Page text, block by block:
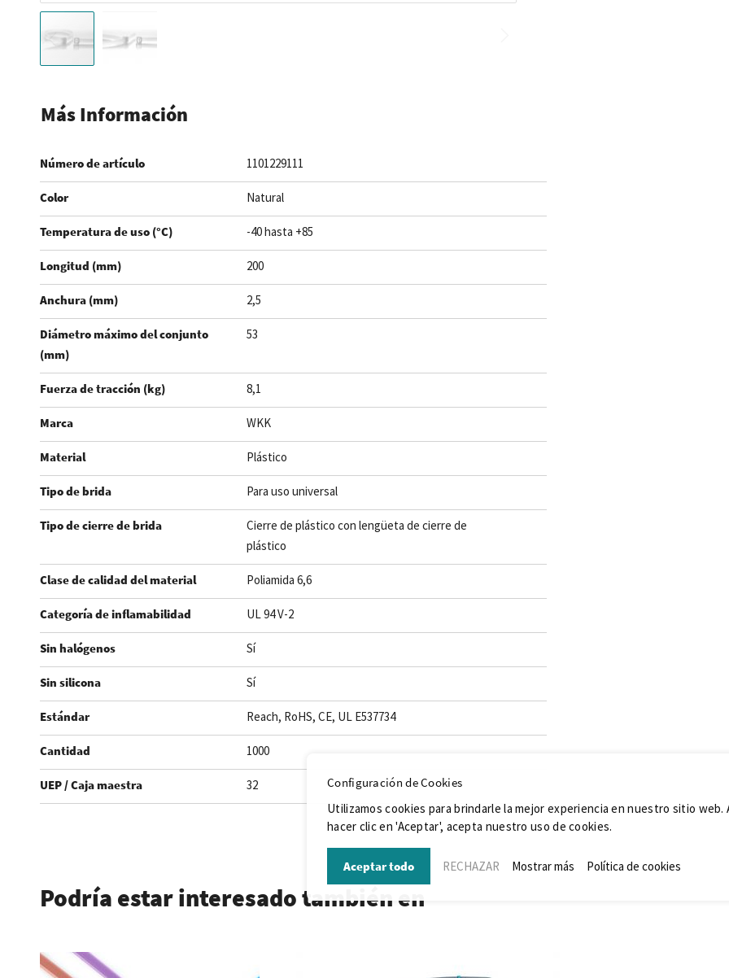
comienzo
la
galería
de
imágenes
Más Información
Número de artículo 1101229111
Color Natural
Temperatura de uso (°C) -40 hasta +85
Longitud (mm) 200
Anchura (mm) 2,5
Diámetro máximo del conjunto
(mm)
53
Fuerza de tracción (kg) 8,1
Marca WKK
Material Plástico
Tipo de brida Para uso universal
Tipo de cierre de brida
Cierre de plástico con lengüeta de cierre de
plástico
Clase de calidad del material Poliamida 6,6
Categoría de inflamabilidad UL 94 V-2
Sin halógenos Sí
Sin silicona Sí
Estándar Reach, RoHS, CE, UL E537734
Cantidad 1000
UEP / Caja maestra 32
Podría estar interesado también en
Configuración de Cookies
Utilizamos cookies para brindarle la mejor experiencia en nuestro sitio web.
hacer clic en 'Aceptar', acepta nuestro uso de cookies.
Aceptar todo RECHAZAR Mostrar más Política de cookies